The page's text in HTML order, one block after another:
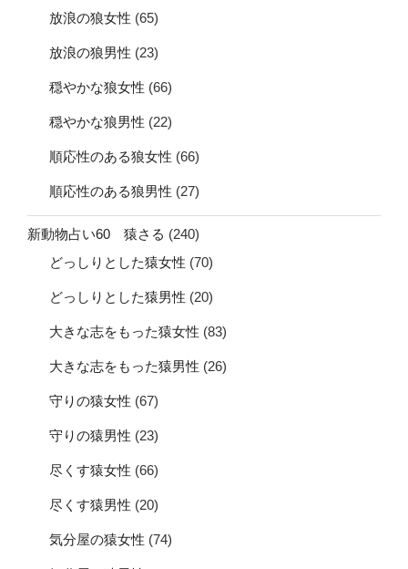
放浪の狼女性 (65)
放浪の狼男性 (23)
穏やかな狼女性 (66)
穏やかな狼男性 (22)
順応性のある狼女性 (66)
順応性のある狼男性 (27)
新動物占い60 猿さる (240)
どっしりとした猿女性 (70)
どっしりとした猿男性 (20)
大きな志をもった猿女性 (83)
大きな志をもった猿男性 (26)
守りの猿女性 (67)
守りの猿男性 (23)
尽くす猿女性 (66)
尽くす猿男性 (20)
気分屋の猿女性 (74)